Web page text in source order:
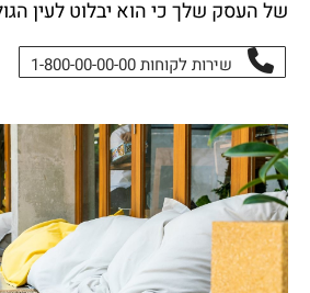
של העסק שלך כי הוא יבלוט לעין
שירות לקוחות 1-800-00-00-00